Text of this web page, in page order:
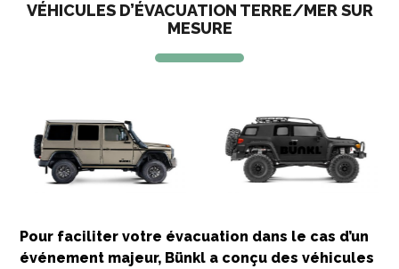
VÉHICULES D’ÉVACUATION TERRE/MER SUR
MESURE
Previous
Pour faciliter votre évacuation dans le cas d’un
événement majeur, Bünkl a conçu des véhicules